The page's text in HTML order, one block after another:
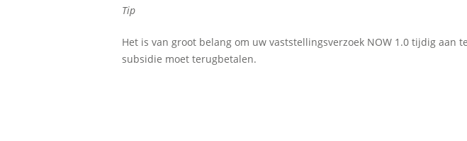
Tip
Het is van groot belang om uw vaststellingsverzoek NOW 1.0 tijdig
subsidie moet terugbetalen.